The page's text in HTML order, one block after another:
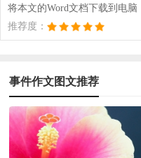
将本文的Word文档下载到电
推荐度：
事件作文图文推荐